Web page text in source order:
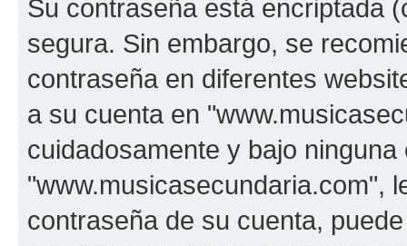
Su contraseña está encriptada
segura. Sin embargo, se
contraseña en diferentes
a su cuenta en
cuidadosamente y bajo
"www.musicasecundaria.com",
contraseña de su cuenta,